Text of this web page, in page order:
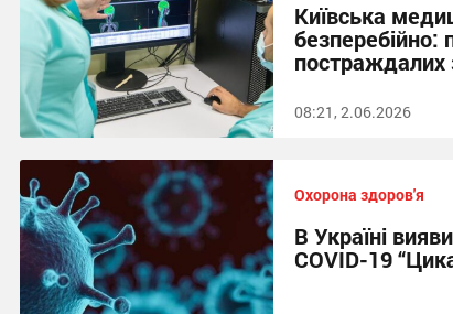
Київська
безперебійно:
постраждалих
08:21, 2.06.2026
Охорона здоров'я
В Україні
COVID-19